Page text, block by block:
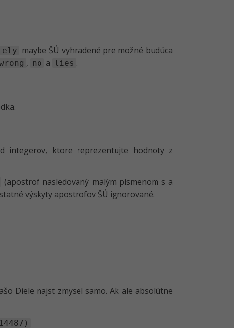
maybe ŠÚ vyhradené pre možné budúca
wrong , no a lies .
integerov, ktore reprezentujte hodnoty z
(apostrof nasledovaný malým písmenom s a
výskyty apostrofov ŠÚ ignorované.
Diele najst zmysel samo. Ak ale absolútne